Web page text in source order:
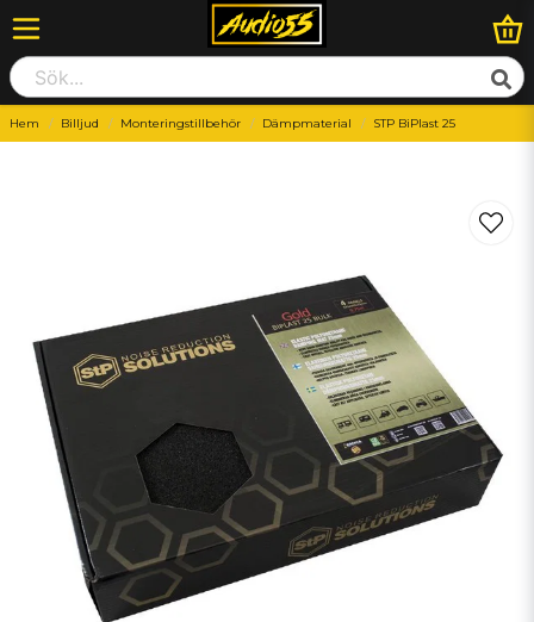
Hem Billjud Monteringstillbehör Dämpmaterial STP BiPlast 25